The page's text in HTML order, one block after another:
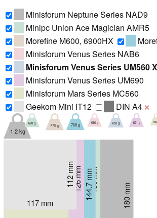
Minisforum Neptune Series NAD9
Minipc Union Ace Magician AMR5
Morefine M600, 6900HX
Minisforum Venus Series NAB6
Minisforum Venus Series UM560
Minisforum Venus Series UM690
Minisforum Mars Series MC560
Geekom Mini IT12
DIN A4 ❌
180 mm
1.2 kg
130 mm
628 g
144.7 mm
779 g
144.7 mm
768 g
127 mm
127 mm
616 g
129 mm
126 mm
652 g
129 mm
126 mm
621 g
117 mm
112 mm